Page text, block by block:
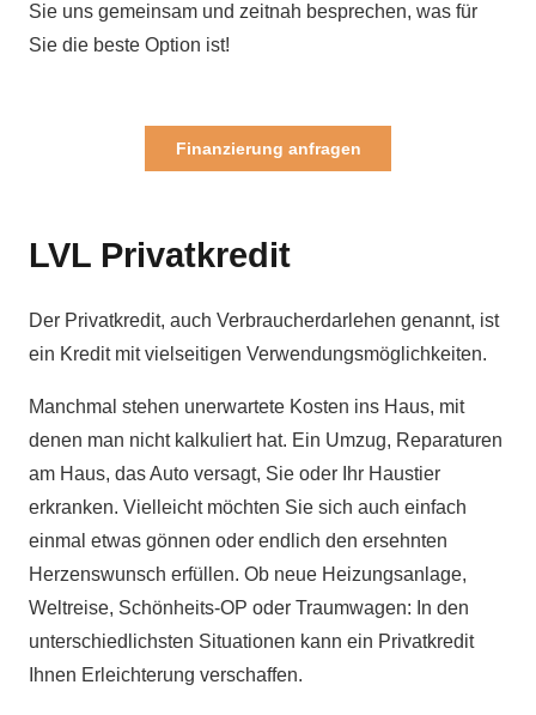
Sie uns gemeinsam und zeitnah besprechen, was für
Sie die beste Option ist!
Finanzierung anfragen
LVL Privatkredit
Der Privatkredit, auch Verbraucherdarlehen genannt, ist
ein Kredit mit vielseitigen Verwendungsmöglichkeiten.
Manchmal stehen unerwartete Kosten ins Haus, mit
denen man nicht kalkuliert hat. Ein Umzug, Reparaturen
am Haus, das Auto versagt, Sie oder Ihr Haustier
erkranken. Vielleicht möchten Sie sich auch einfach
einmal etwas gönnen oder endlich den ersehnten
Herzenswunsch erfüllen. Ob neue Heizungsanlage,
Weltreise, Schönheits-OP oder Traumwagen: In den
unterschiedlichsten Situationen kann ein Privatkredit
Ihnen Erleichterung verschaffen.